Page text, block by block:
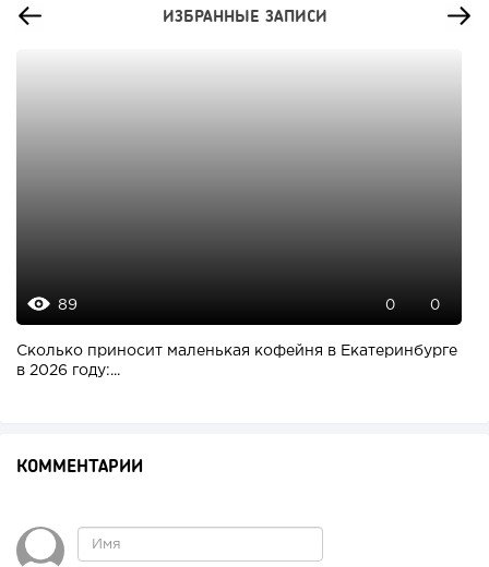
ИЗБРАННЫЕ ЗАПИСИ
89 0 0
Сколько приносит маленькая кофейня в Екатеринбурге
в 2026 году:...
КОММЕНТАРИИ